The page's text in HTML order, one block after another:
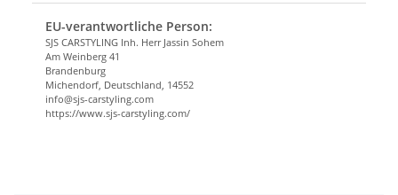
EU-verantwortliche Person:
SJS CARSTYLING Inh. Herr Jassin Sohem
Am Weinberg 41
Brandenburg
Michendorf, Deutschland, 14552
info@sjs-carstyling.com
https://www.sjs-carstyling.com/